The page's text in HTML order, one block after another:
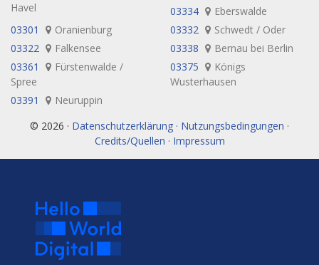
Havel
03334
Eberswalde
03301
Oranienburg 03332
Schwedt / Oder
03322
Falkensee 03338
Bernau bei Berlin
03361
Fürstenwalde /
Spree
03375
Königs
Wusterhausen
03391
Neuruppin
© 2026 · Datenschutzerklärung · Nutzungsbedingungen ·
Credits/Quellen · Impressum